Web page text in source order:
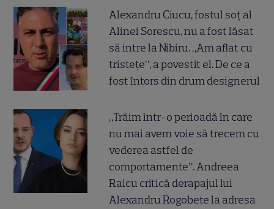
Alexandru Ciucu, fostul soț al
Alinei Sorescu, nu a fost lăsat
să intre la Nibiru. „Am aflat cu
tristețe”, a povestit el. De ce a
fost întors din drum designerul
„Trăim într-o perioadă în care
nu mai avem voie să trecem cu
vederea astfel de
comportamente”. Andreea
Raicu critică derapajul lui
Alexandru Rogobete la adresa